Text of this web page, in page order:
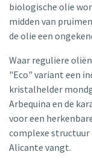
biologische olie
midden van
de olie een
Waar reguliere
"Eco" variant een
kristalhelder
Arbequina en de
voor een
complexe structuur
Alicante vangt.